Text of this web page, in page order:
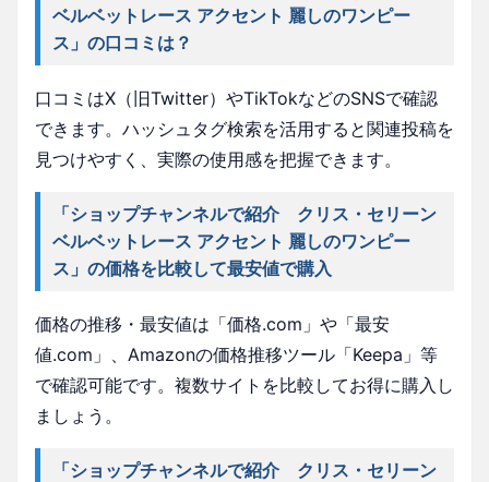
ベルベットレース アクセント 麗しのワンピー
ス」の口コミは？
口コミはX（旧Twitter）やTikTokなどのSNSで確認
できます。ハッシュタグ検索を活用すると関連投稿を
見つけやすく、実際の使用感を把握できます。
「ショップチャンネルで紹介 クリス・セリーン
ベルベットレース アクセント 麗しのワンピー
ス」の価格を比較して最安値で購入
価格の推移・最安値は「価格.com」や「最安
値.com」、Amazonの価格推移ツール「Keepa」等
で確認可能です。複数サイトを比較してお得に購入し
ましょう。
「ショップチャンネルで紹介 クリス・セリーン